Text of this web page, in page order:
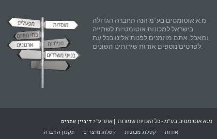
מ.א אוטומטים בע"מ הנה החברה הגדולה
בישראל למכונות אוטומטיות לשתייה
ומאכל. אתם מוזמנים לפנות אלינו בכל עת
מ.א אוטומטים בע"מ - כל הזכויות שמורות. | אתר ע"י: דיביין אתרים
אודות
קטלוג מכונות קטלוג מוצרים תקנון החברה